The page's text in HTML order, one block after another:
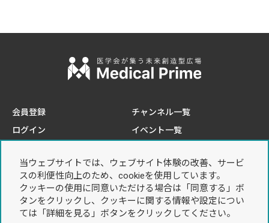
当ウェブサイトでは、ウェブサイト体験の改善、サービ
スの利便性向上のため、cookieを使用しています。
クッキーの使用に同意いただける場合は「同意する」ボ
タンをクリックし、クッキーに関する情報や設定につい
ては「詳細を見る」ボタンをクリックしてください。
会員登録
ログイン
チャンネル一覧
イベント一覧
このサイトについて
推奨環境
お問い合わせ
特定商取引法に基づく表記
プライバシーポリシー
個人情報の取り扱いについて
利用規約